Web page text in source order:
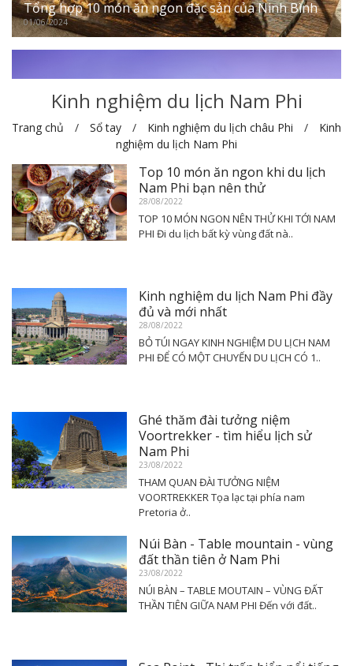
Tổng hợp 10 món ăn ngon đặc sản của Ninh Bình
01/06/2024
Kinh nghiệm du lịch Nam Phi
Trang chủ Sổ tay Kinh nghiệm du lịch châu Phi
Kinh
nghiệm du lịch Nam Phi
Top 10 món ăn ngon khi du lịch
Nam Phi bạn nên thử
28/08/2022
TOP 10 MÓN NGON NÊN THỬ KHI TỚI NAM
PHI Đi du lịch bất kỳ vùng đất nà..
Kinh nghiệm du lịch Nam Phi đầy
đủ và mới nhất
28/08/2022
BỎ TÚI NGAY KINH NGHIỆM DU LỊCH NAM
PHI ĐỂ CÓ MỘT CHUYẾN DU LỊCH CÓ 1..
Ghé thăm đài tưởng niệm
Voortrekker - tìm hiểu lịch sử
Nam Phi
23/08/2022
THAM QUAN ĐÀI TƯỞNG NIỆM
VOORTREKKER Tọa lạc tại phía nam
Pretoria ở..
Núi Bàn - Table mountain - vùng
đất thần tiên ở Nam Phi
23/08/2022
NÚI BÀN – TABLE MOUTAIN – VÙNG ĐẤT
THẦN TIÊN GIỮA NAM PHI Đến với đất..